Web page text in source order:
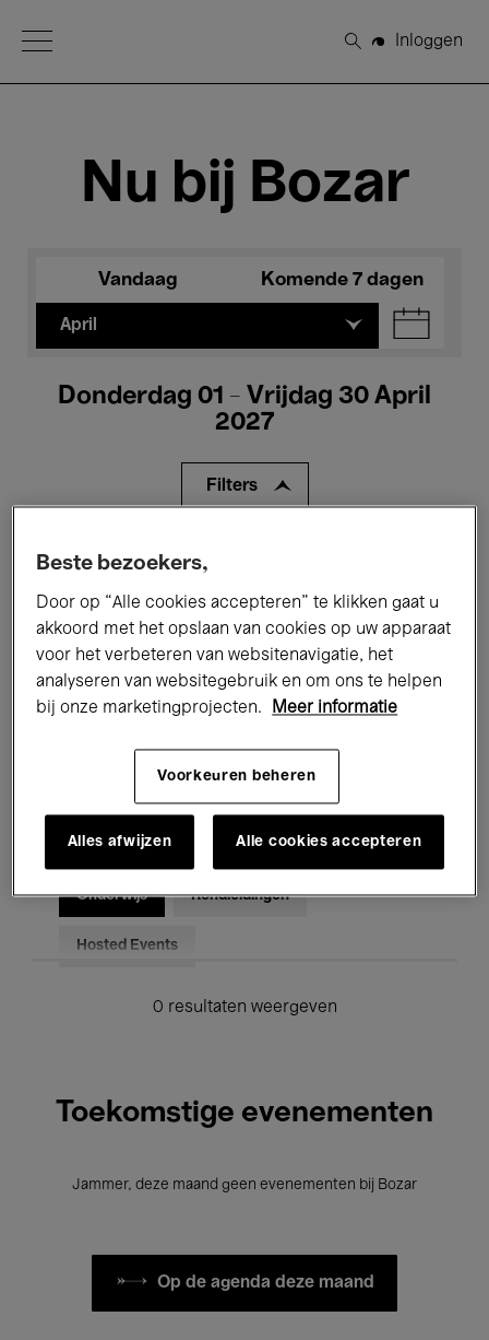
Open Menu
Zoeken
Inloggen
Nu bij Bozar
Vandaag Komende 7 dagen
April
Donderdag 01 - Vrijdag 30 April
2027
Filters
Alle evenementen
Tentoonstellingen Films
Performances Lezingen & Debatten
Jazz Klassieke Muziek Global Music
Voor iedereen Kids’ Palace
Onderwijs Rondleidingen
Hosted Events
0 resultaten weergeven
Toekomstige evenementen
Jammer, deze maand geen evenementen bij Bozar
Op de agenda deze maand
Beste bezoekers,
Door op “Alle cookies accepteren” te klikken gaat u
akkoord met het opslaan van cookies op uw apparaat
voor het verbeteren van websitenavigatie, het
analyseren van websitegebruik en om ons te helpen
bij onze marketingprojecten.
Meer informatie
Voorkeuren beheren
Alles afwijzen Alle cookies accepteren